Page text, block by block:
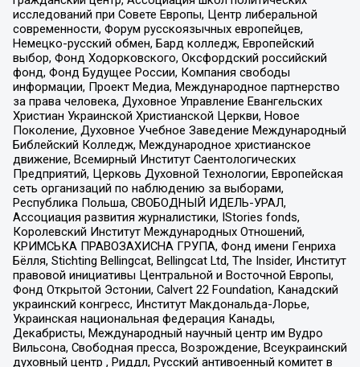
исследований при Совете Европы, Центр либеральной
современности, Форум русскоязычных европейцев,
Немецко-русский обмен, Бард колледж, Европейский
выбор, Фонд Ходорковского, Оксфордский российский
фонд, Фонд Будущее России, Компания свободы
информации, Проект Медиа, Международное партнерство
за права человека, Духовное Управление Евангельских
Христиан Украинской Христианской Церкви, Новое
Поколение, Духовное Учебное Заведение Международный
Библейский Колледж, Международное христианское
движение, Всемирный Институт Саентологических
Предприятий, Церковь Духовной Технологии, Европейская
сеть организаций по наблюдению за выборами,
Республика Польша, СВОБОДНЫЙ ИДЕЛЬ-УРАЛ,
Ассоциация развития журналистики, IStories fonds,
Королевский Институт Международных Отношений,
КРИМСЬКА ПРАВОЗАХИСНА ГРУПА, Фонд имени Генриха
Бёлля, Stichting Bellingcat, Bellingcat Ltd, The Insider, Институт
правовой инициативы Центральной и Восточной Европы,
Фонд Открытой Эстонии, Calvert 22 Foundation, Канадский
украинский конгресс, Институт Макдональда-Лорье,
Украинская национальная федерация Канады,
Декабристы, Международный научный центр им Вудро
Вильсона, Свободная пресса, Возрождение, Всеукраинский
духовный центр , Риддл, Русский антивоенный комитет в